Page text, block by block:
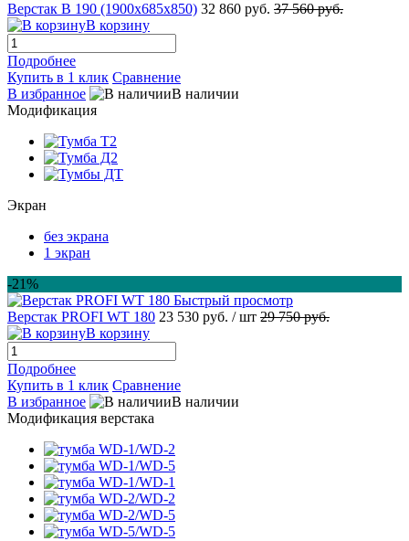
Верстак В 190 (1900x685x850) 32 860 руб. 37 560 руб.
В корзину
Подробнее
Купить в 1 клик Сравнение
В избранное
В наличии
Модификация
Экран
без экрана
1 экран
-21%
Быстрый просмотр
Верстак PROFI WT 180 23 530 руб. / шт 29 750 руб.
В корзину
Подробнее
Купить в 1 клик Сравнение
В избранное
В наличии
Модификация верстака